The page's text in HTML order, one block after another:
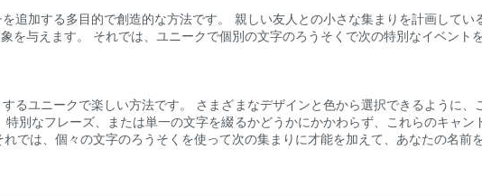
追加する多目的で創造的な方法です。 親しい友人との小さな集まりを計画してい
与えます。 それでは、ユニークで個別の文字のろうそくで次の特別なイベント
るユニークで楽しい方法です。 さまざまなデザインと色から選択できるように、
別なフレーズ、または単一の文字を綴るかどうかにかかわらず、これらのキャン
では、個々の文字のろうそくを使って次の集まりに才能を加えて、あなたの名前